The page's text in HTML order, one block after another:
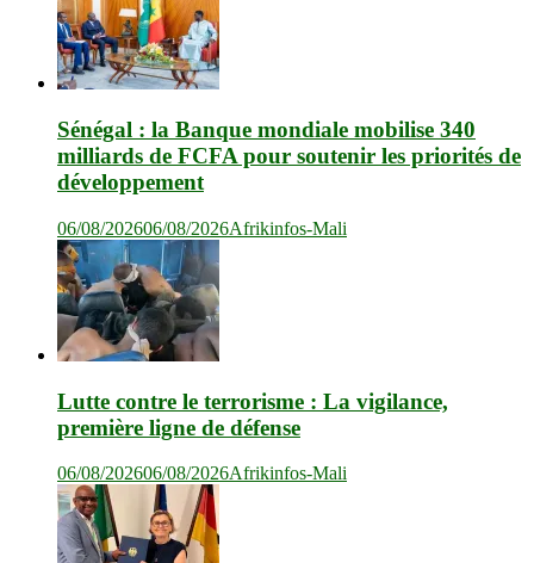
Sénégal : la Banque mondiale mobilise 340
milliards de FCFA pour soutenir les priorités de
développement
06/08/202606/08/2026Afrikinfos-Mali
Lutte contre le terrorisme : La vigilance,
première ligne de défense
06/08/202606/08/2026Afrikinfos-Mali